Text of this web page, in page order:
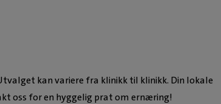
kan variere fra klinikk til klinikk. Din lokale
oss for en hyggelig prat om ernæring!